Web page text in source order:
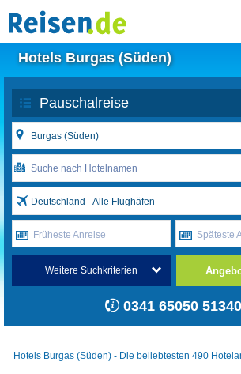
Hotels Burgas (Süden)
Deutschland - Alle Flughäfen
Früheste Anreise Späteste
Weitere Suchkriterien
0341 65050 51340
Hotels Burgas (Süden) - Die beliebtesten 490